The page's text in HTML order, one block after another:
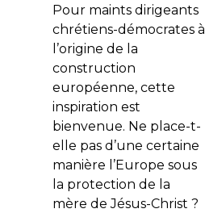
Pour maints dirigeants
chrétiens-démocrates à
l’origine de la
construction
européenne, cette
inspiration est
bienvenue. Ne place-t-
elle pas d’une certaine
manière l’Europe sous
la protection de la
mère de Jésus-Christ ?